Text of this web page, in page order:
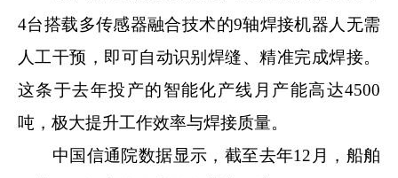
4台搭载多传感器融合技术的9轴焊接机器人无需
人工干预，即可自动识别焊缝、精准完成焊接。
这条于去年投产的智能化产线月产能高达4500
吨，极大提升工作效率与焊接质量。
中国信通院数据显示，截至去年12月，船舶